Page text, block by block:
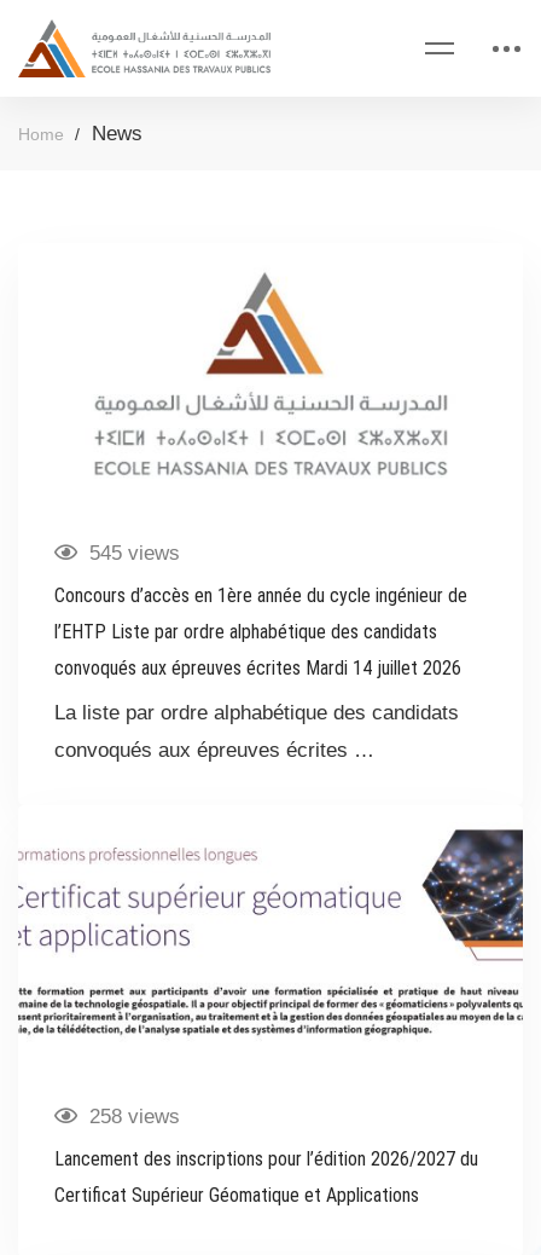
Home News
545 views
Concours d’accès en 1ère année du cycle ingénieur de
l’EHTP Liste par ordre alphabétique des candidats
convoqués aux épreuves écrites Mardi 14 juillet 2026
La liste par ordre alphabétique des candidats
convoqués aux épreuves écrites …
258 views
Lancement des inscriptions pour l’édition 2026/2027 du
Certificat Supérieur Géomatique et Applications